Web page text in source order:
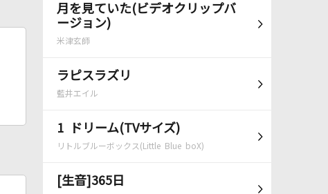
月を見ていた(ビデオクリップバ
ージョン)
米津玄師
ラピスラズリ
藍井エイル
1 ドリーム(TVサイズ)
リトルブルーボックス(Little Blue boX)
[生音]365日